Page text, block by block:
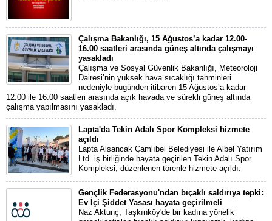
Çalışma Bakanlığı, 15 Ağustos’a kadar 12.00-
16.00 saatleri arasında güneş altında çalışmayı
yasakladı
Çalışma ve Sosyal Güvenlik Bakanlığı, Meteoroloji
Dairesi’nin yüksek hava sıcaklığı tahminleri
nedeniyle bugünden itibaren 15 Ağustos’a kadar
12.00 ile 16.00 saatleri arasında açık havada ve sürekli güneş altında
çalışma yapılmasını yasakladı.
Lapta'da Tekin Adalı Spor Kompleksi hizmete
açıldı
Lapta Alsancak Çamlıbel Belediyesi ile Albel Yatırım
Ltd. iş birliğinde hayata geçirilen Tekin Adalı Spor
Kompleksi, düzenlenen törenle hizmete açıldı.
Gençlik Federasyonu'ndan bıçaklı saldırıya tepki:
Ev İçi Şiddet Yasası hayata geçirilmeli
Naz Aktunç, Taşkınköy'de bir kadına yönelik